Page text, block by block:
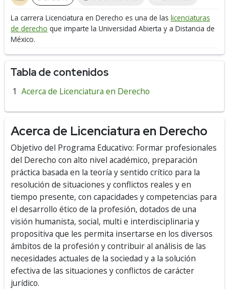
La carrera Licenciatura en Derecho es una de las licenciaturas
de derecho que imparte la Universidad Abierta y a Distancia de
México.
Tabla de contenidos
Acerca de Licenciatura en Derecho
Acerca de Licenciatura en Derecho
Objetivo del Programa Educativo: Formar profesionales
del Derecho con alto nivel académico, preparación
práctica basada en la teoría y sentido crítico para la
resolución de situaciones y conflictos reales y en
tiempo presente, con capacidades y competencias para
el desarrollo ético de la profesión, dotados de una
visión humanista, social, multi e interdisciplinaria y
propositiva que les permita insertarse en los diversos
ámbitos de la profesión y contribuir al análisis de las
necesidades actuales de la sociedad y a la solución
efectiva de las situaciones y conflictos de carácter
jurídico.